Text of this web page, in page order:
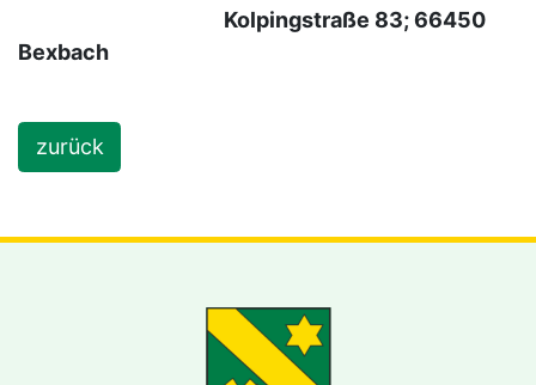
Kolpingstraße 83; 66450
Bexbach
zurück